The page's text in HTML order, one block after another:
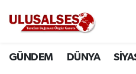
GÜNDEM DÜNYA